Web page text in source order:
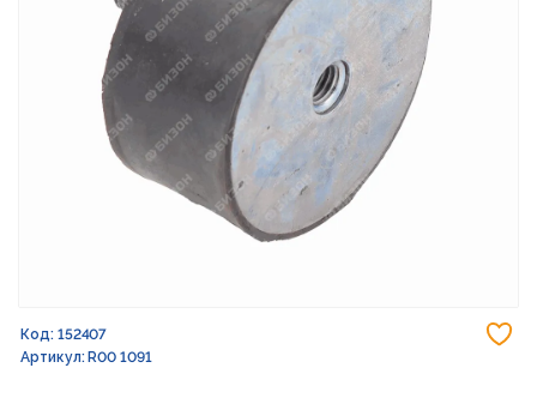
Код: 152407
Артикул: R00 1091